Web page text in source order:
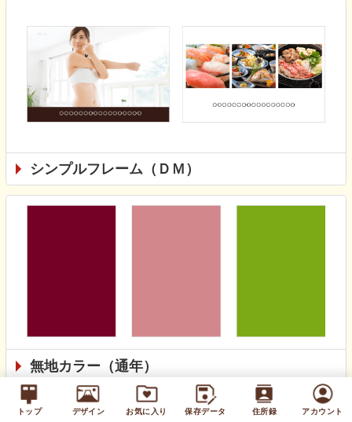
トップ デザイン お気に入り 保存データ 住所録 アカウント
シンプルフレーム（ＤＭ）
無地カラー（通年）